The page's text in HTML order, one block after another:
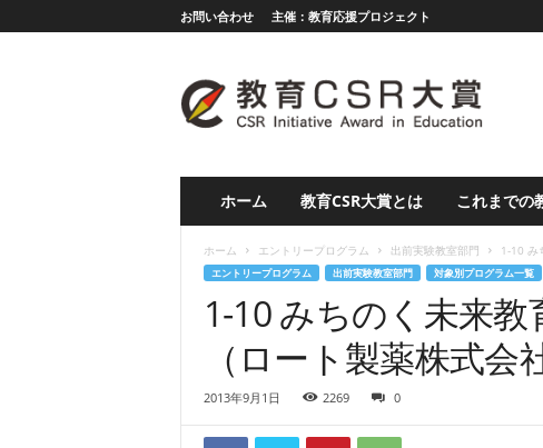
お問い合わせ 主催：教育応援プロジェクト
応
援
大
ホーム 教育CSR大賞とは これまでの
ホーム エントリープログラム 出前実験教室部門 1-10 み
エントリープログラム 出前実験教室部門 対象別プログラム一覧
1-10 みちのく未来
（ロート製薬株式会
2013年9月1日 2269 0